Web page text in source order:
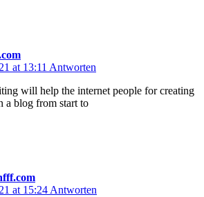
at 13:11 Antworten
will help the internet people for creating
a blog from start to
at 15:24 Antworten